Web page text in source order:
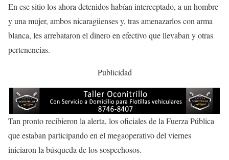
En ese sitio los ahora detenidos habían interceptado, a un hombre
y una mujer, ambos nicaragüenses y, tras amenazarlos con arma
blanca, les arrebataron el dinero en efectivo que llevaban y otras
pertenencias.
Publicidad
Tan pronto recibieron la alerta, los oficiales de la Fuerza Pública
que estaban participando en el megaoperativo del viernes
iniciaron la búsqueda de los sospechosos.